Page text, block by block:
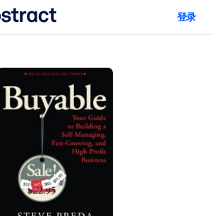
者
键的人工智能技能。
未来的工作时代做好准备。
同学习、解决实际问题并更快采取行动。
统
登录